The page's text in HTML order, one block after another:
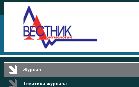
Журнал
Тематика журнала